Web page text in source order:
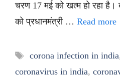
चरण 17 मई को खत्म हो रहा है।
को प्रधानमंत्री … Read more
Tags
corona infection in india
coronavirus in india,